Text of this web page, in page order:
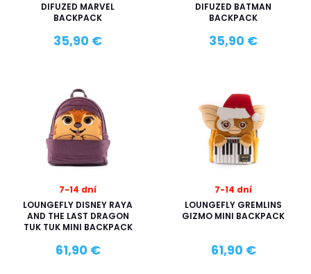
DIFUZED MARVEL
BACKPACK
35,90 €
DIFUZED BATMAN
BACKPACK
35,90 €
7-14 dní
LOUNGEFLY DISNEY RAYA
AND THE LAST DRAGON
TUK TUK MINI BACKPACK
61,90 €
7-14 dní
LOUNGEFLY GREMLINS
GIZMO MINI BACKPACK
61,90 €